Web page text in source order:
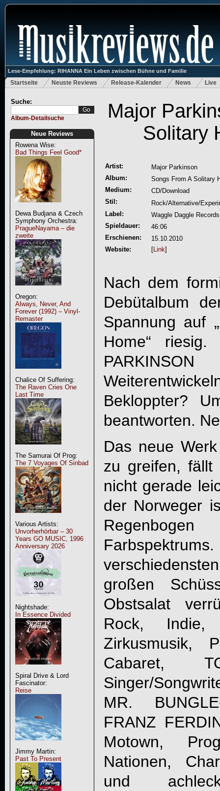
Lese-Empfehlung: RIHANNA Ein Leben zwischen Bühne und Familie
Startseite Neuste Reviews Release-Kalender News Live
Suche:
Album-Detailsuche
Neue Reviews
Rowena Wise:
Bad Things Feel Good*
Dewa Budjana & Czech
Symphony Orchestra:
PragueNayama – die
zweite
Oregon:
Always, Never, And
Forever (1992) – Vinyl-
Remaster
Chalice Of Suffering:
The Raven Cries One
Last Time
The Samurai Of Prog:
The 7 Voyages Of Sinbad
Various Artists:
Unvorherhörbar – 30
Years GO MUSIC, 1996
Anniversary 2026
Nightshade:
In Essence Divided
Spiral Drive & Lord
Fascinator:
Reise
Jimmy Martin:
Past To Present
Major
Solitary
Artist:
Major Parkinson
Album:
Songs From A Solitary
Medium:
CD/Download
Stil:
Rock/Alternative/
Label:
Waggle Daggle Records
Spieldauer:
46:06
Erschienen:
15.10.2010
Website:
[Link]
Nach dem
Debütalbum
Spannung auf „
Home“
PARKINSON
Bekloppter?
beantworten.
Das neue
zu greifen, fällt
nicht gerade
der Norweger
großen
Obstsalat
Rock,
Zirkusmusik,
Cabaret,
Singer/
MR.
FRANZ
Motown,
Nationen,
und